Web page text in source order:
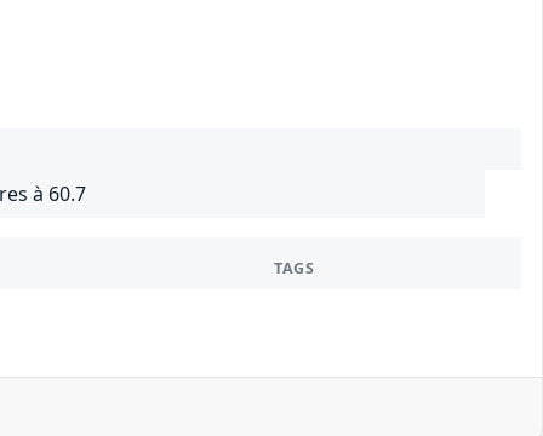
à 60.7
TAGS